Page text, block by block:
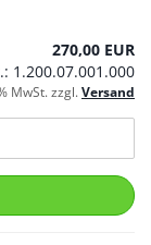
270,00 EUR
1.200.07.001.000
MwSt. zzgl.Versand